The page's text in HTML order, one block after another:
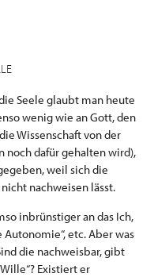
Seele glaubt man heute
wenig wie an Gott, den
Wissenschaft von der
noch dafür gehalten wird),
weil sich die
nachweisen lässt.
inbrünstiger an das Ich,
Autonomie“, etc. Aber was
die nachweisbar, gibt
Existiert er